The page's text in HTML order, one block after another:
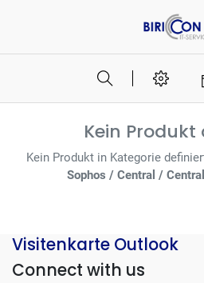
Kein Produkt
Kein Produkt in Kategorie
Sophos / Central /
Visitenkarte Outlook
Connect with us